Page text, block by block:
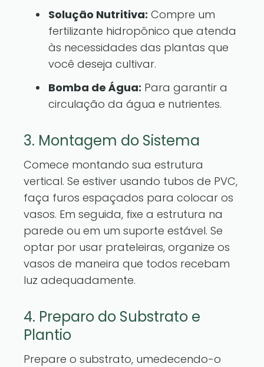
Solução Nutritiva: Compre um
fertilizante hidropônico que atenda
às necessidades das plantas que
você deseja cultivar.
Bomba de Água: Para garantir a
circulação da água e nutrientes.
3. Montagem do Sistema
Comece montando sua estrutura
vertical. Se estiver usando tubos de PVC,
faça furos espaçados para colocar os
vasos. Em seguida, fixe a estrutura na
parede ou em um suporte estável. Se
optar por usar prateleiras, organize os
vasos de maneira que todos recebam
luz adequadamente.
4. Preparo do Substrato e
Plantio
Prepare o substrato, umedecendo-o